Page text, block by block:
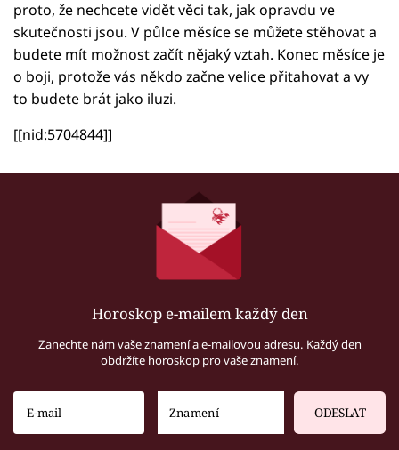
proto, že nechcete vidět věci tak, jak opravdu ve
skutečnosti jsou. V půlce měsíce se můžete stěhovat a
budete mít možnost začít nějaký vztah. Konec měsíce je
o boji, protože vás někdo začne velice přitahovat a vy
to budete brát jako iluzi.
[[nid:5704844]]
Horoskop e-mailem každý den
Zanechte nám vaše znamení a e-mailovou adresu. Každý den
obdržíte horoskop pro vaše znamení.
ODESLAT